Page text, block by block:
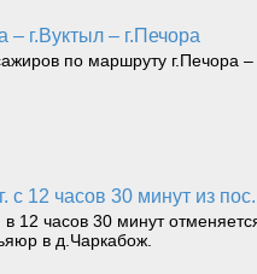
– г.Вуктыл – г.Печора
по маршруту г.Печора –
с 12 часов 30 минут из
12 часов 30 минут
в д.Чаркабож.